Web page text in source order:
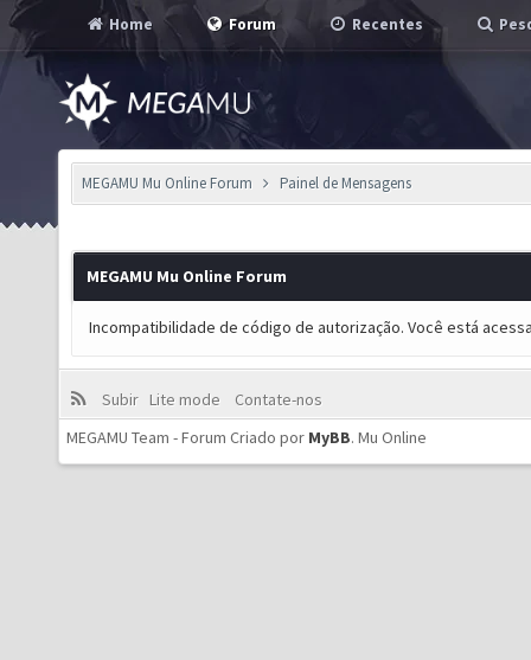
Home Forum Recentes
MEGAMU Mu Online Forum Painel de Mensagens
MEGAMU Mu Online Forum
Incompatibilidade de código de autorização. Você está
Subir Lite mode
Contate-nos
MEGAMU Team - Forum Criado por MyBB. Mu Online